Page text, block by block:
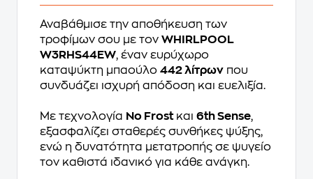
Αναβάθμισε την αποθήκευση των
τροφίμων σου με τον WHIRLPOOL
W3RHS44EW, έναν ευρύχωρο
καταψύκτη μπαούλο 442 λίτρων που
συνδυάζει ισχυρή απόδοση και ευελιξία.
Με τεχνολογία No Frostκαι 6th Sense,
εξασφαλίζει σταθερές συνθήκες ψύξης,
ενώ η δυνατότητα μετατροπής σε ψυγείο
τον καθιστά ιδανικό για κάθε ανάγκη.